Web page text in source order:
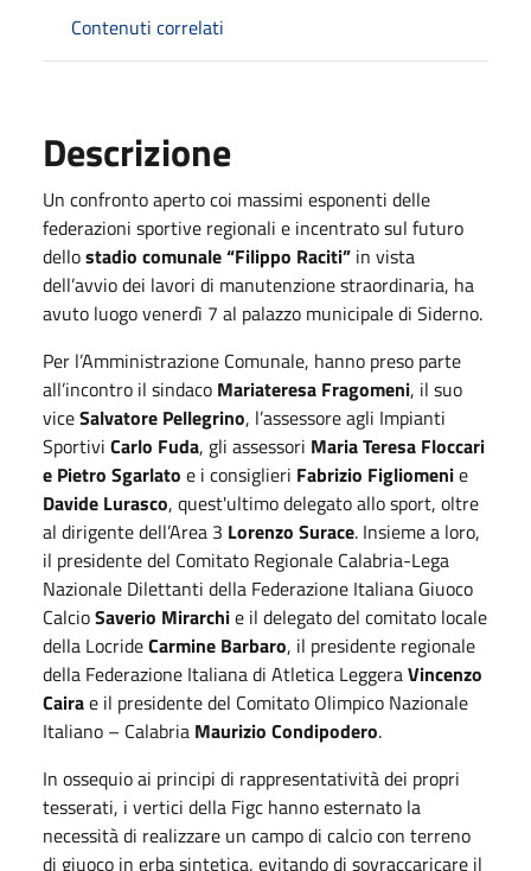
Contenuti correlati
Descrizione
Un confronto aperto coi massimi esponenti delle
federazioni sportive regionali e incentrato sul futuro
dellostadio comunale “Filippo Raciti” in vista
dell’avvio dei lavori di manutenzione straordinaria, ha
avuto luogo venerdì 7 al palazzo municipale di Siderno.
Per l’Amministrazione Comunale, hanno preso parte
all’incontro il sindaco Mariateresa Fragomeni, il suo
viceSalvatore Pellegrino, l’assessore agli Impianti
Sportivi Carlo Fuda, gli assessori Maria Teresa Floccari
e Pietro Sgarlato e i consiglieri Fabrizio Figliomenie
Davide Lurasco, quest'ultimo delegato allo sport, oltre
al dirigente dell’Area 3 Lorenzo Surace. Insieme a loro,
il presidente del Comitato Regionale Calabria-Lega
Nazionale Dilettanti della Federazione Italiana Giuoco
CalcioSaverio Mirarchie il delegato del comitato locale
della LocrideCarmine Barbaro, il presidente regionale
della Federazione Italiana di Atletica LeggeraVincenzo
Cairae il presidente del Comitato Olimpico Nazionale
Italiano – Calabria Maurizio Condipodero.
In ossequio ai principi di rappresentatività dei propri
tesserati, i vertici della Figc hanno esternato la
necessità di realizzare un campo di calcio con terreno
di giuoco in erba sintetica, evitando di sovraccaricare il